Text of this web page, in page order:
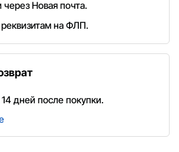
через Новая почта.
на ФЛП.
дней после покупки.